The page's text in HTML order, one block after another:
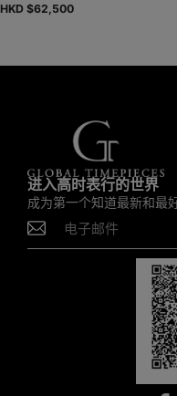
HKD $62,500
进入高时表行的世界
成为第一个知道最新和最